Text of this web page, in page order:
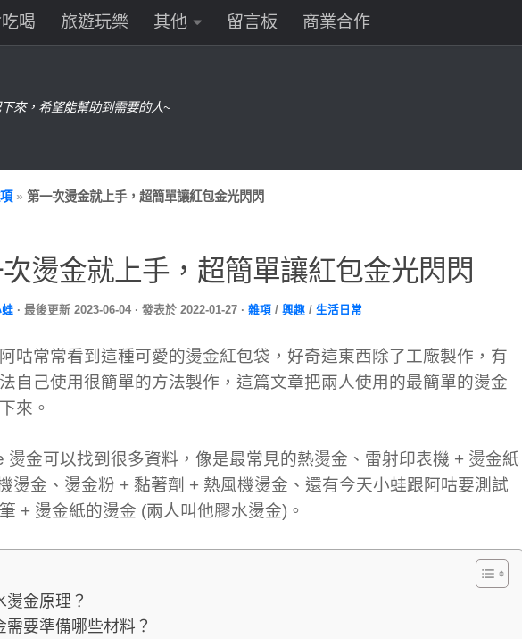
喝 旅遊玩樂 其他 留言板 商業合作
來，希望能幫助到需要的人~
» 第一次燙金就上手，超簡單讓紅包金光閃閃
燙金就上手，超簡單讓紅包金光閃閃
· 最後更新 2023-06-04 · 發表於 2022-01-27 · 雜項 / 興趣 / 生活日常
咕常常看到這種可愛的燙金紅包袋，好奇這東西除了工廠製作，有
自己使用很簡單的方法製作，這篇文章把兩人使用的最簡單的燙金
來。
燙金可以找到很多資料，像是最常見的熱燙金、雷射印表機 + 燙金紙
燙金、燙金粉 + 黏著劑 + 熱風機燙金、還有今天小蛙跟阿咕要測試
+ 燙金紙的燙金 (兩人叫他膠水燙金)。
燙金原理？
需要準備哪些材料？